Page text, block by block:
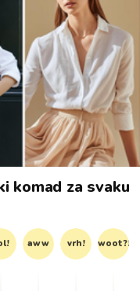
komad za svaku
aww vrh! woot?!